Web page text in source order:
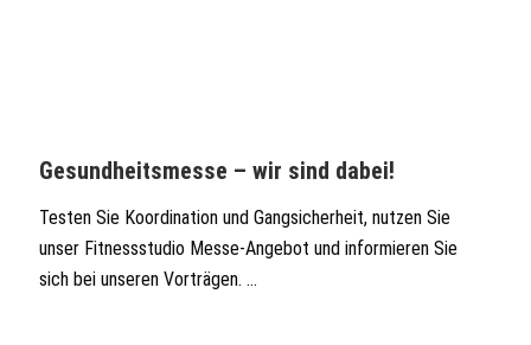
Gesundheitsmesse – wir sind dabei!
Testen Sie Koordination und Gangsicherheit, nutzen Sie
unser Fitnessstudio Messe-Angebot und informieren Sie
sich bei unseren Vorträgen. ...